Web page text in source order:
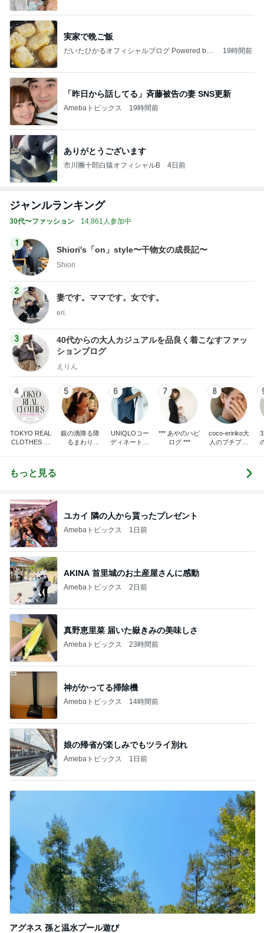
実家で晩ご飯
だいたひかるオフィシャルブログ Powered by
19時間前
「昨日から話してる」斉藤被告の妻 SNS更新
Amebaトピックス 19時間前
ありがとうございます
市川團十郎白猿オフィシャルB 4日前
ジャンルランキング
30代〜ファッション 14,861人参加中
1
Shiori's「on」style〜干物女の成長記〜
Shiori
2
妻です。ママです。女です。
eri.
3
40代からの大人カジュアルを品良く着こなすファッ
ションブログ
えりん
4
TOKYO REAL
CLOTHES 大
5
銀の滴降る降
るまわり
6
UNIQLOコー
ディネート日
7
*** あやのハピ
ログ ***
8
coco-eririko大
人のプチプラ
もっと見る
ユカイ 隣の人から貰ったプレゼント
Amebaトピックス 1日前
AKINA 首里城のお土産屋さんに感動
Amebaトピックス 2日前
真野恵里菜 届いた嶽きみの美味しさ
Amebaトピックス 23時間前
神がかってる掃除機
Amebaトピックス 14時間前
娘の帰省が楽しみでもツライ別れ
Amebaトピックス 1日前
アグネス 孫と温水プール遊び